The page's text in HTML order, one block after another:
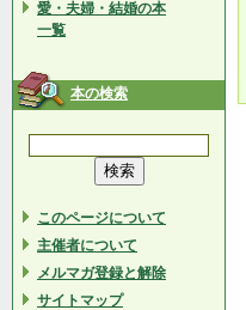
愛・夫婦・結婚の本
一覧
本の検索
このページについて
主催者について
メルマガ登録と解除
サイトマップ